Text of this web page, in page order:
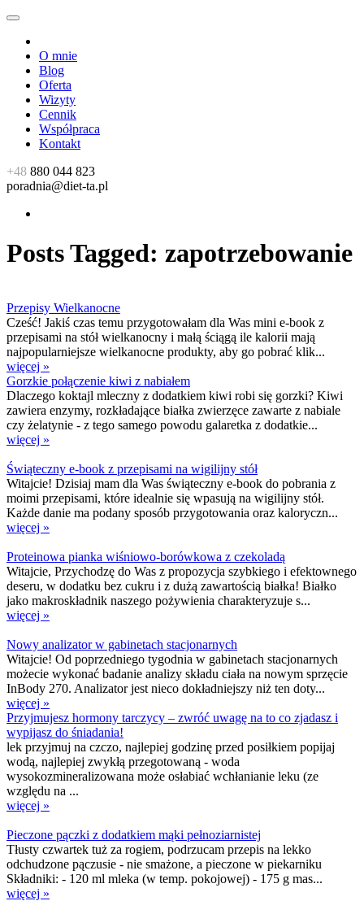
O mnie
Blog
Oferta
Wizyty
Cennik
Współpraca
Kontakt
+48 880 044 823
poradnia@diet-ta.pl
Posts Tagged: zapotrzebowanie
Przepisy Wielkanocne
Cześć! Jakiś czas temu przygotowałam dla Was mini e-book z
przepisami na stół wielkanocny i małą ściągą ile kalorii mają
najpopularniejsze wielkanocne produkty, aby go pobrać klik...
więcej »
Gorzkie połączenie kiwi z nabiałem
Dlaczego koktajl mleczny z dodatkiem kiwi robi się gorzki? Kiwi
zawiera enzymy, rozkładające białka zwierzęce zawarte z nabiale
czy żelatynie - z tego samego powodu galaretka z dodatkie...
więcej »
Świąteczny e-book z przepisami na wigilijny stół
Witajcie! Dzisiaj mam dla Was świąteczny e-book do pobrania z
moimi przepisami, które idealnie się wpasują na wigilijny stół.
Każde danie ma podany sposób przygotowania oraz kaloryczn...
więcej »
Proteinowa pianka wiśniowo-borówkowa z czekoladą
Witajcie, Przychodzę do Was z propozycja szybkiego i efektownego
deseru, w dodatku bez cukru i z dużą zawartością białka! Białko
jako makroskładnik naszego pożywienia charakteryzuje s...
więcej »
Nowy analizator w gabinetach stacjonarnych
Witajcie! Od poprzedniego tygodnia w gabinetach stacjonarnych
możecie wykonać badanie analizy składu ciała na nowym sprzęcie
InBody 270. Analizator jest nieco dokładniejszy niż ten doty...
więcej »
Przyjmujesz hormony tarczycy – zwróć uwagę na to co zjadasz i
wypijasz do śniadania!
lek przyjmuj na czczo, najlepiej godzinę przed posiłkiem popijaj
wodą, najlepiej zwykłą przegotowaną - woda
wysokozmineralizowana może osłabiać wchłanianie leku (ze
względu na ...
więcej »
Pieczone pączki z dodatkiem mąki pełnoziarnistej
Tłusty czwartek tuż za rogiem, podrzucam przepis na lekko
odchudzone pączusie - nie smażone, a pieczone w piekarniku
Składniki: - 120 ml mleka (w temp. pokojowej) - 175 g mas...
więcej »